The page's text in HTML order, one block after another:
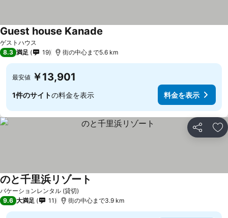
ゲストハウス
Guest house Kanade
8.3 満足 19 街の中心まで5.6 km
最安値 ￥13,901
1件のサイトの料金を表示 料金を表示
シェア お
バケーションレンタル (貸切)
のと千里浜リゾート
9.6 大満足 11 街の中心まで3.9 km